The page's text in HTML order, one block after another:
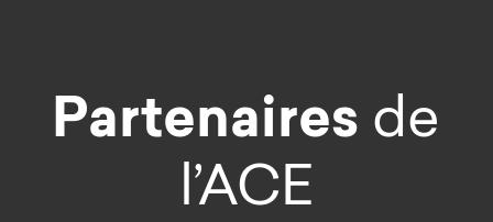
Partenaires de
l’ACE